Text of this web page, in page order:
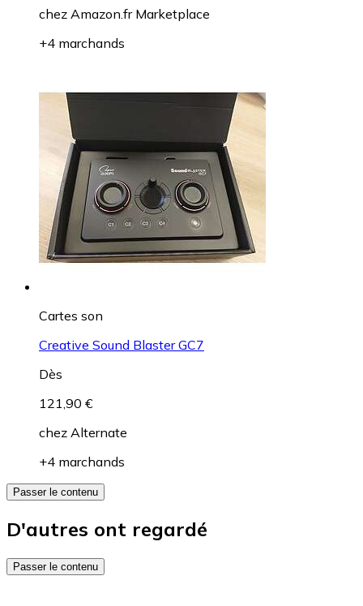
chez Amazon.fr Marketplace
+4 marchands
Cartes son
Creative Sound Blaster GC7
Dès
121,90 €
chez Alternate
+4 marchands
Passer le contenu
D'autres ont regardé
Passer le contenu